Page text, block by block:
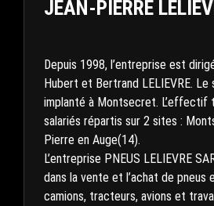
JEAN-PIERRE
Depuis 1998, l’entreprise est
Hubert et Bertrand LELIEVRE.
implanté à Montsecret. L’effectif
salariés répartis sur 2 sites :
Pierre en Auge(14).
L’entreprise PNEUS LELIEVRE
dans la vente et l’achat de pneus
camions, tracteurs, avions et